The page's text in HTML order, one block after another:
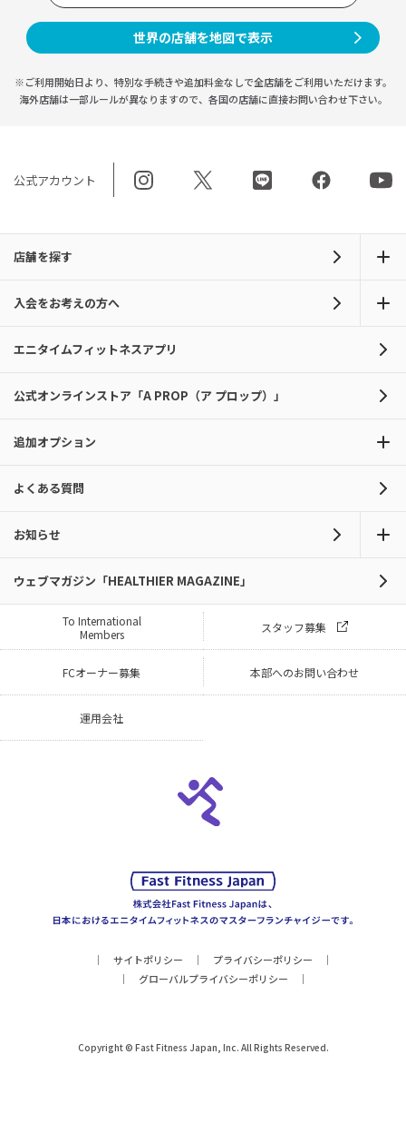
世界の店舗を地図で表示
※ご利用開始日より、特別な手続きや追加料金なしで全店舗をご利用いただけます。
海外店舗は一部ルールが異なりますので、 各国の店舗に直接お問い合わせ下さい。
公式アカウント
店舗を探す
入会をお考えの方へ
エニタイムフィットネスアプリ
公式オンラインストア「A PROP（ア プロップ）」
追加オプション
よくある質問
お知らせ
ウェブマガジン「HEALTHIER MAGAZINE」
To International
Members
スタッフ募集
FCオーナー募集 本部へのお問い合わせ
運用会社
サイトポリシー
プライバシーポリシー
グローバルプライバシーポリシー
Copyright © Fast Fitness Japan, Inc. All Rights Reserved.